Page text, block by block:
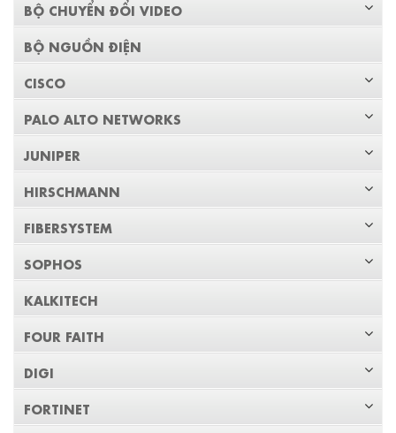
BỘ CHUYỂN ĐỔI VIDEO
BỘ NGUỒN ĐIỆN
CISCO
PALO ALTO NETWORKS
JUNIPER
HIRSCHMANN
FIBERSYSTEM
SOPHOS
KALKITECH
FOUR FAITH
DIGI
FORTINET